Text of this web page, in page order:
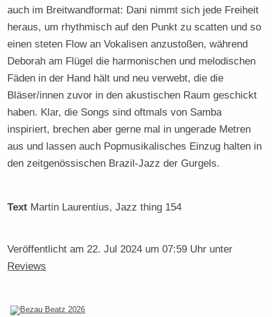
auch im Breitwandformat: Dani nimmt sich jede Freiheit
heraus, um rhythmisch auf den Punkt zu scatten und so
einen steten Flow an Vokalisen anzustoßen, während
Deborah am Flügel die harmonischen und melodischen
Fäden in der Hand hält und neu verwebt, die die
Bläser/innen zuvor in den akustischen Raum geschickt
haben. Klar, die Songs sind oftmals von Samba
inspiriert, brechen aber gerne mal in ungerade Metren
aus und lassen auch Popmusikalisches Einzug halten in
den zeitgenössischen Brazil-Jazz der Gurgels.
Text Martin Laurentius, Jazz thing 154
Veröffentlicht am 22. Jul 2024 um 07:59 Uhr unter
Reviews